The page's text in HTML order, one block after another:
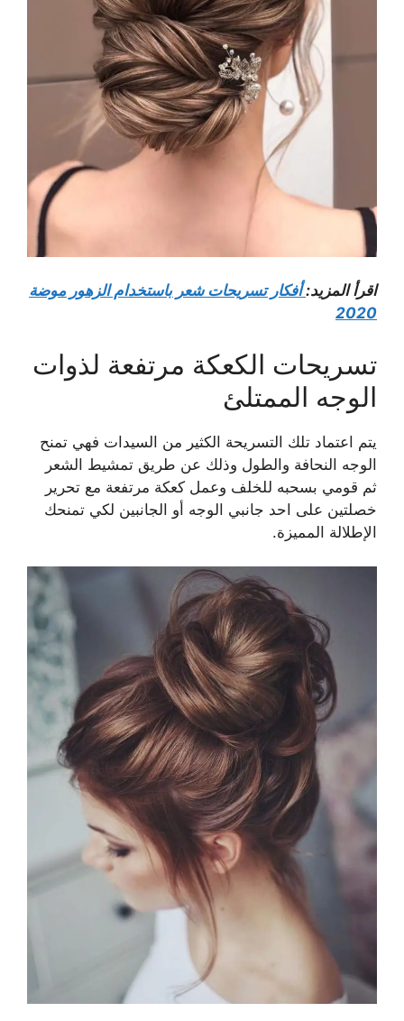
اقرأ المزيد:أفكار تسريحات شعر باستخدام الزهور موضة
2020
تسريحات الكعكة مرتفعة لذوات
الوجه الممتلئ
يتم اعتماد تلك التسريحة الكثير من السيدات فهي تمنح
الوجه النحافة والطول وذلك عن طريق تمشيط الشعر
ثم قومي بسحبه للخلف وعمل كعكة مرتفعة مع تحرير
خصلتين على احد جانبي الوجه أو الجانبين لكي تمنحك
الإطلالة المميزة.